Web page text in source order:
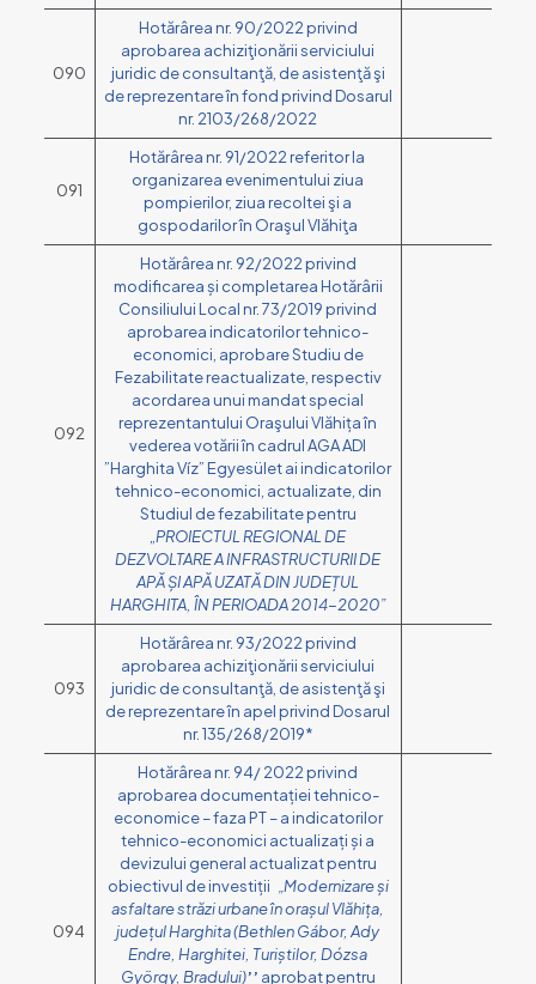
090
Hotărârea nr. 90/2022 privind
aprobarea achiziţionării serviciului
juridic de consultanţă, de asistenţă şi
de reprezentare în fond privind Dosarul
nr. 2103/268/2022
091
Hotărârea nr. 91/2022 referitor la
organizarea evenimentului ziua
pompierilor, ziua recoltei şi a
gospodarilor în Oraşul Vlăhiţa
092
Hotărârea nr. 92/2022 privind
modificarea și completarea Hotărârii
Consiliului Local nr. 73/2019 privind
aprobarea indicatorilor tehnico-
economici, aprobare Studiu de
Fezabilitate reactualizate, respectiv
acordarea unui mandat special
reprezentantului Oraşului Vlăhița în
vederea votării în cadrul AGA ADI
”Harghita Víz” Egyesület ai indicatorilor
tehnico-economici, actualizate, din
Studiul de fezabilitate pentru
„PROIECTUL REGIONAL DE
DEZVOLTARE A INFRASTRUCTURII DE
APĂ ȘI APĂ UZATĂ DIN JUDEȚUL
HARGHITA, ÎN PERIOADA 2014-2020”
093
Hotărârea nr. 93/2022 privind
aprobarea achiziţionării serviciului
juridic de consultanţă, de asistenţă şi
de reprezentare în apel privind Dosarul
nr. 135/268/2019*
094
Hotărârea nr. 94/ 2022 privind
aprobarea documentației tehnico-
economice – faza PT – a indicatorilor
tehnico-economici actualizați și a
devizului general actualizat pentru
obiectivul de investiții
Modernizare și
asfaltare străzi urbane în orașul Vlăhița,
județul Harghita(Bethlen Gábor, Ady
Endre, Harghitei, Turiștilor, Dózsa
György, Bradului)’’ aprobat pentru